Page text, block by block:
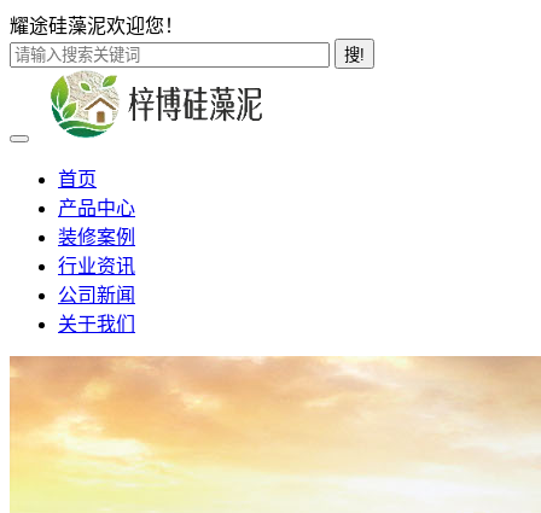
耀途硅藻泥欢迎您！
搜!
首页
产品中心
装修案例
行业资讯
公司新闻
关于我们